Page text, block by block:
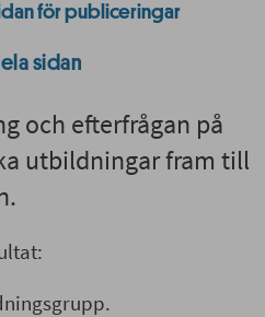
för publiceringar
sidan
och efterfrågan på
utbildningar fram till